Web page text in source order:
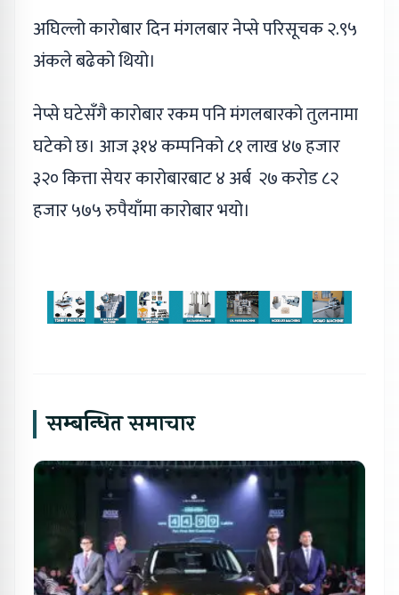
अघिल्लो कारोबार दिन मंगलबार नेप्से परिसूचक २.९५
अंकले बढेको थियो।
नेप्से घटेसँगै कारोबार रकम पनि मंगलबारको तुलनामा
घटेको छ। आज ३१४ कम्पनिको ८१ लाख ४७ हजार
३२० कित्ता सेयर कारोबारबाट ४ अर्ब २७ करोड ८२
हजार ५७५ रुपैयाँमा कारोबार भयो।
सम्बन्धित समाचार